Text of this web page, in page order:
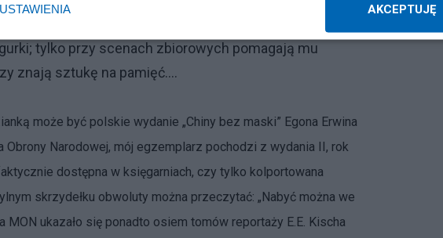
drutami, mówi on za wszystkich członków
tylko przy scenach zbiorowych pomagają mu
znają sztukę na pamięć....
może być polskie wydanie „Chiny bez maski” Egona Erwina
Narodowej, mój egzemplarz pochodzi z wydania II, rok
dostępna w księgarniach, czy tylko kolportowana
skrzydełku obwoluty można przeczytać: „Nabyć można we
ukazało się ponadto osiem tomów reportaży E.E. Kischa
USTAWIENIA AKCEPTUJĘ